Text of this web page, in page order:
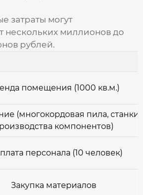
затраты могут
нескольких миллионов до
рублей.
помещения (1000 кв.м.)
(многокордовая пила, станки
компонентов)
персонала (10 человек)
Закупка материалов